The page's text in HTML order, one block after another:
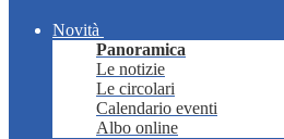
Novità
Panoramica
Le notizie
Le circolari
Calendario eventi
Albo online